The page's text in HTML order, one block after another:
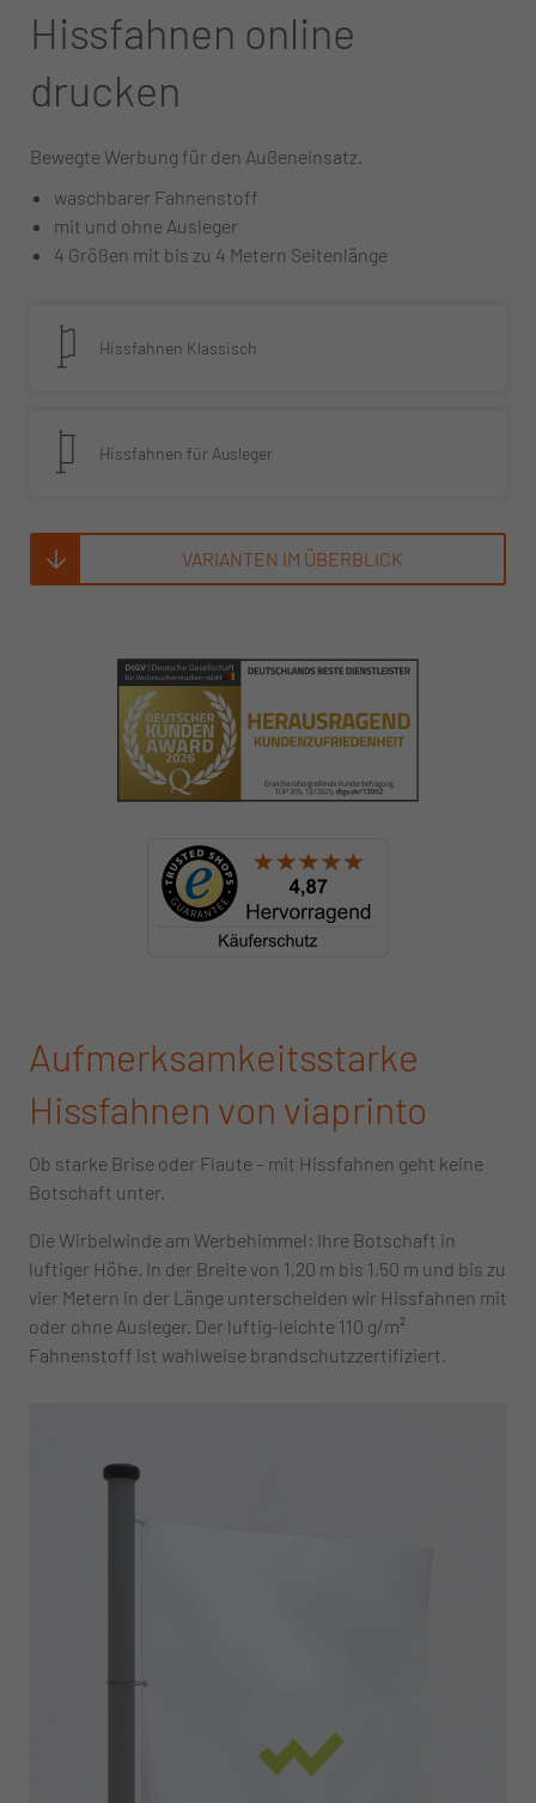
Hissfahnen online
drucken
Bewegte Werbung für den Außeneinsatz.
waschbarer Fahnenstoff
mit und ohne Ausleger
4 Größen mit bis zu 4 Metern Seitenlänge
Hissfahnen Klassisch
Hissfahnen für Ausleger
VARIANTEN IM ÜBERBLICK
Aufmerksamkeitsstarke
Hissfahnen von viaprinto
Ob starke Brise oder Flaute – mit Hissfahnen geht keine
Botschaft unter.
Die Wirbelwinde am Werbehimmel: Ihre Botschaft in
luftiger Höhe. In der Breite von 1,20 m bis 1,50 m und bis zu
vier Metern in der Länge unterscheiden wir Hissfahnen mit
oder ohne Ausleger. Der luftig-leichte 110 g/m²
Fahnenstoff ist wahlweise brandschutzzertifiziert.